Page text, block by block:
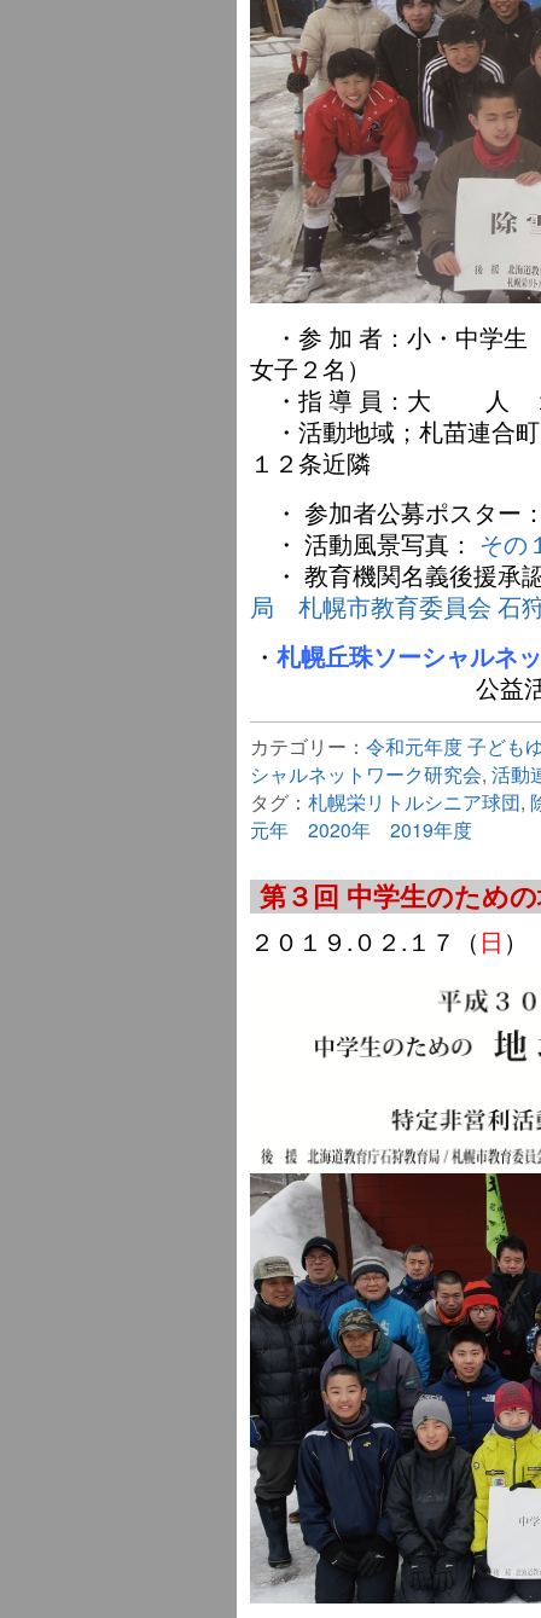
・参 加 者：小・中学
女子２名）
・指 導 員：大 人
・活動地域；札苗連合
１２条近隣
・ 参加者公募ポスター
・ 活動風景写真： その
・ 教育機関名義後援承
局
札幌市教育委員会 石
・ 札幌丘珠ソーシャルネ
公益
カテゴリー： 令和元年度 子ども
シャルネットワーク研究会, 活動
タグ： 札幌栄リトルシニア球団,
元年 2020年 2019年度
第３回 中学生のため
２０１９.０２.１７（ 日 ）